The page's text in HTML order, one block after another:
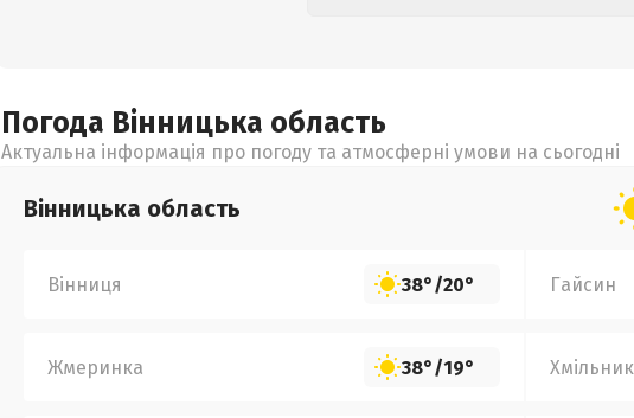
Погода Вінницька область
Актуальна інформація про погоду та атмосферні умови на сьогодні
Вінницька область
Вінниця 38°/20° Гайсин
Жмеринка 38°/19° Хмільник